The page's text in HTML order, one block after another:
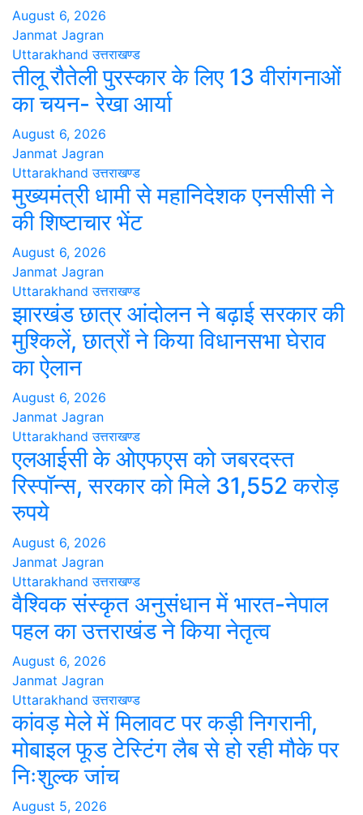
August 6, 2026
Janmat Jagran
Uttarakhand उत्तराखण्ड
तीलू रौतेली पुरस्कार के लिए 13 वीरांगनाओं
का चयन- रेखा आर्या
August 6, 2026
Janmat Jagran
Uttarakhand उत्तराखण्ड
मुख्यमंत्री धामी से महानिदेशक एनसीसी ने
की शिष्टाचार भेंट
August 6, 2026
Janmat Jagran
Uttarakhand उत्तराखण्ड
झारखंड छात्र आंदोलन ने बढ़ाई सरकार की
मुश्किलें, छात्रों ने किया विधानसभा घेराव
का ऐलान
August 6, 2026
Janmat Jagran
Uttarakhand उत्तराखण्ड
एलआईसी के ओएफएस को जबरदस्त
रिस्पॉन्स, सरकार को मिले 31,552 करोड़
रुपये
August 6, 2026
Janmat Jagran
Uttarakhand उत्तराखण्ड
वैश्विक संस्कृत अनुसंधान में भारत-नेपाल
पहल का उत्तराखंड ने किया नेतृत्व
August 6, 2026
Janmat Jagran
Uttarakhand उत्तराखण्ड
कांवड़ मेले में मिलावट पर कड़ी निगरानी,
मोबाइल फूड टेस्टिंग लैब से हो रही मौके पर
निःशुल्क जांच
August 5, 2026